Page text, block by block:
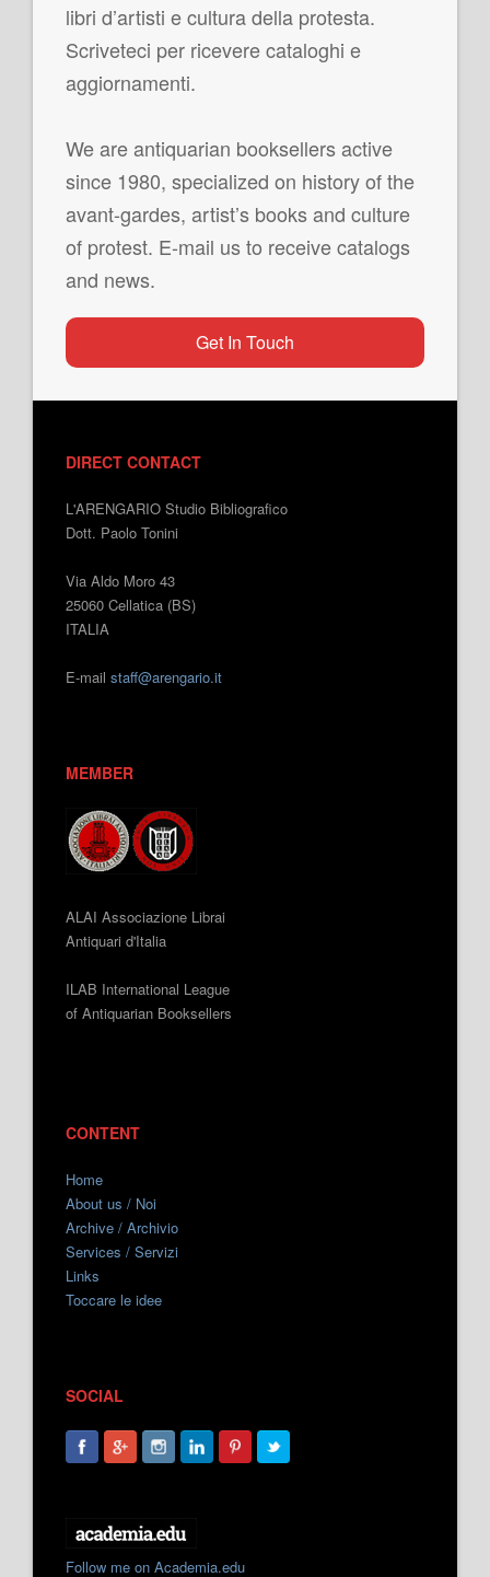
libri d’artisti e cultura della protesta.
Scriveteci per ricevere cataloghi e
aggiornamenti.
We are antiquarian booksellers active
since 1980, specialized on history of the
avant-gardes, artist’s books and culture
of protest. E-mail us to receive catalogs
and news.
Get In Touch
DIRECT CONTACT
L'ARENGARIO Studio Bibliografico
Dott. Paolo Tonini
Via Aldo Moro 43
25060 Cellatica (BS)
ITALIA
E-mail staff@arengario.it
MEMBER
ALAI Associazione Librai
Antiquari d'Italia
ILAB International League
of Antiquarian Booksellers
CONTENT
Home
About us / Noi
Archive / Archivio
Services / Servizi
Links
Toccare le idee
SOCIAL
Follow me on Academia.edu